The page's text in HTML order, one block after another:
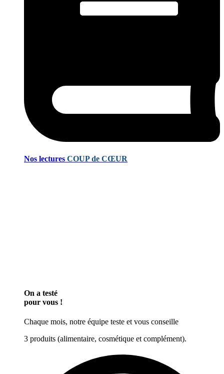
Nos lectures COUP de CŒUR
On a testé
pour vous !
Chaque mois, notre équipe teste et vous conseille
3 produits (alimentaire, cosmétique et complément).